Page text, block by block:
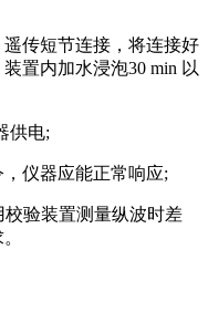
传短节连接，将连接好
置内加水浸泡30 min 以
供电;
仪器应能正常响应;
验装置测量纵波时差